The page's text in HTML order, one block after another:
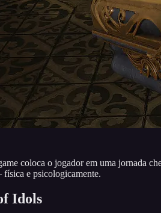
coloca o jogador em uma jornada
e psicologicamente.
Idols